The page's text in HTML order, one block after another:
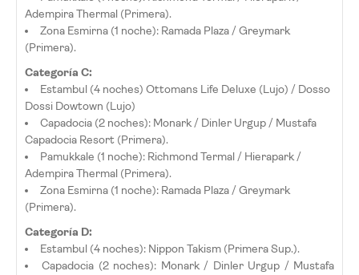
Adempira Thermal (Primera).
Zona Esmirna (1 noche): Ramada Plaza / Greymark
(Primera).
Categoría C:
Estambul (4 noches) Ottomans Life Deluxe (Lujo) / Dosso
Dossi Dowtown (Lujo)
Capadocia (2 noches): Monark / Dinler Urgup / Mustafa
Capadocia Resort (Primera).
Pamukkale (1 noche): Richmond Termal / Hierapark /
Adempira Thermal (Primera).
Zona Esmirna (1 noche): Ramada Plaza / Greymark
(Primera).
Categoría D:
Estambul (4 noches): Nippon Takism (Primera Sup.).
Capadocia (2 noches): Monark / Dinler Urgup / Mustafa